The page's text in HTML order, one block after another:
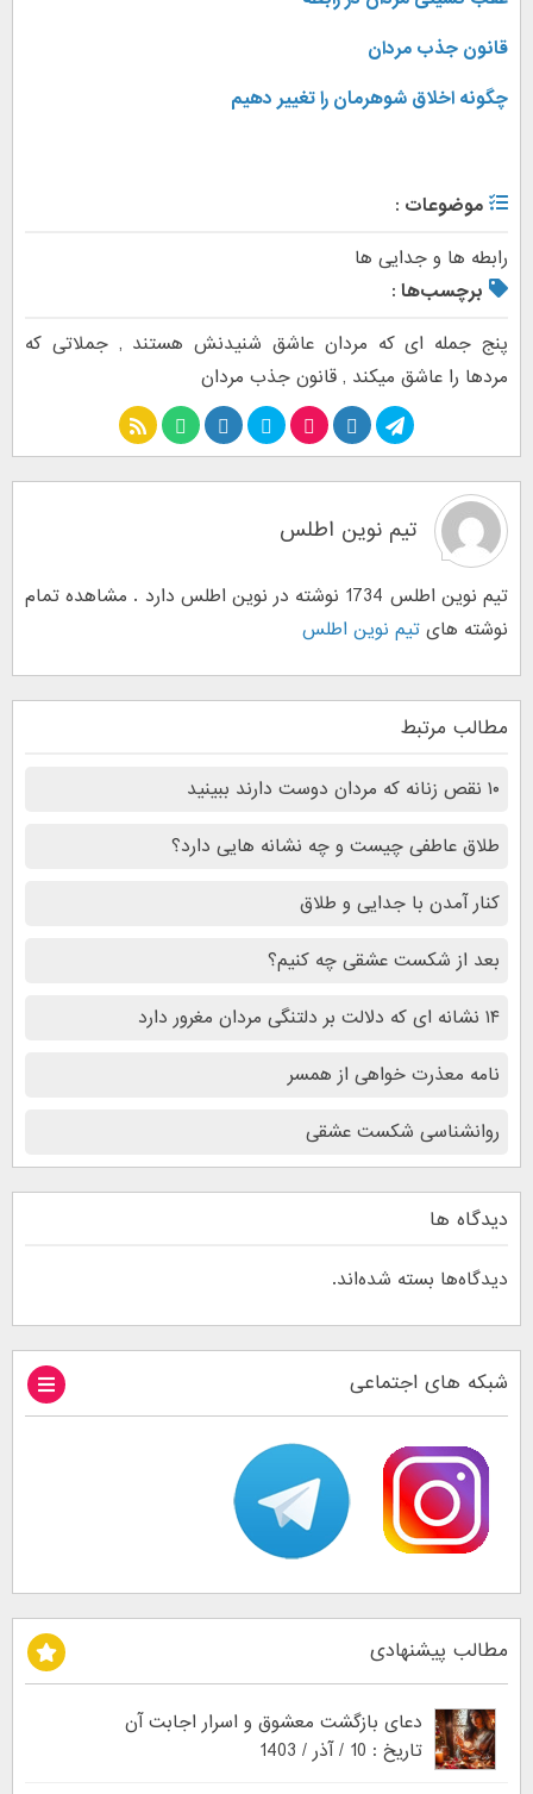
قانون جذب مردان
چگونه اخلاق شوهرمان را تغییر دهیم
موضوعات :
رابطه ها و جدایی ها
برچسب‌ها :
پنج جمله ای که مردان عاشق شنیدنش هستند ,جملاتی که
مردها را عاشق میکند , قانون جذب مردان
تیم نوین اطلس
تیم نوین اطلس 1734 نوشته در نوین اطلس دارد . مشاهده تمام
نوشته های تیم نوین اطلس
مطالب مرتبط
۱۰ نقص زنانه که مردان دوست دارند ببینید
طلاق عاطفی چیست و چه نشانه هایی دارد؟
کنار آمدن با جدایی و طلاق
بعد از شکست عشقی چه کنیم؟
۱۴ نشانه ای که دلالت بر دلتنگی مردان مغرور دارد
نامه معذرت خواهی از همسر
روانشناسی شکست عشقی
دیدگاه ها
دیدگاه‌ها بسته شده‌اند.
شبکه های اجتماعی
مطالب پیشنهادی
دعای بازگشت معشوق و اسرار اجابت آن
تاریخ : 10 / آذر / 1403